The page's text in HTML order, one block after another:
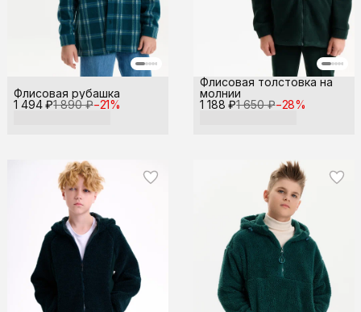
1 494 ₽1 890 ₽−21%
Флисовая рубашка
1 188 ₽1 650 ₽−28%
Флисовая толстовка на
молнии